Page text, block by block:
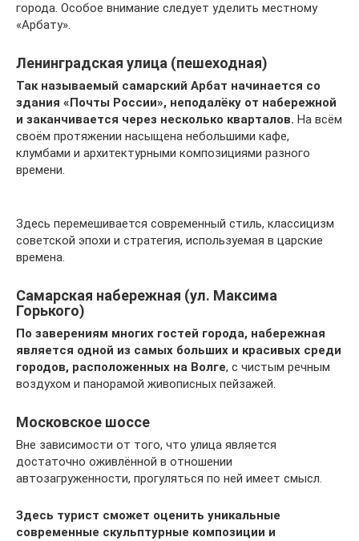
города. Особое внимание следует уделить местному
«Арбату».
Ленинградская улица (пешеходная)
Так называемый самарский Арбат начинается со
здания «Почты России», неподалёку от набережной
и заканчивается через несколько кварталов. На всём
своём протяжении насыщена небольшими кафе,
клумбами и архитектурными композициями разного
времени.
Здесь перемешивается современный стиль, классицизм
советской эпохи и стратегия, используемая в царские
времена.
Самарская набережная (ул. Максима
Горького)
По заверениям многих гостей города, набережная
является одной из самых больших и красивых среди
городов, расположенных на Волге, с чистым речным
воздухом и панорамой живописных пейзажей.
Московское шоссе
Вне зависимости от того, что улица является
достаточно оживлённой в отношении
автозагруженности, прогуляться по ней имеет смысл.
Здесь турист сможет оценить уникальные
современные скульптурные композиции и